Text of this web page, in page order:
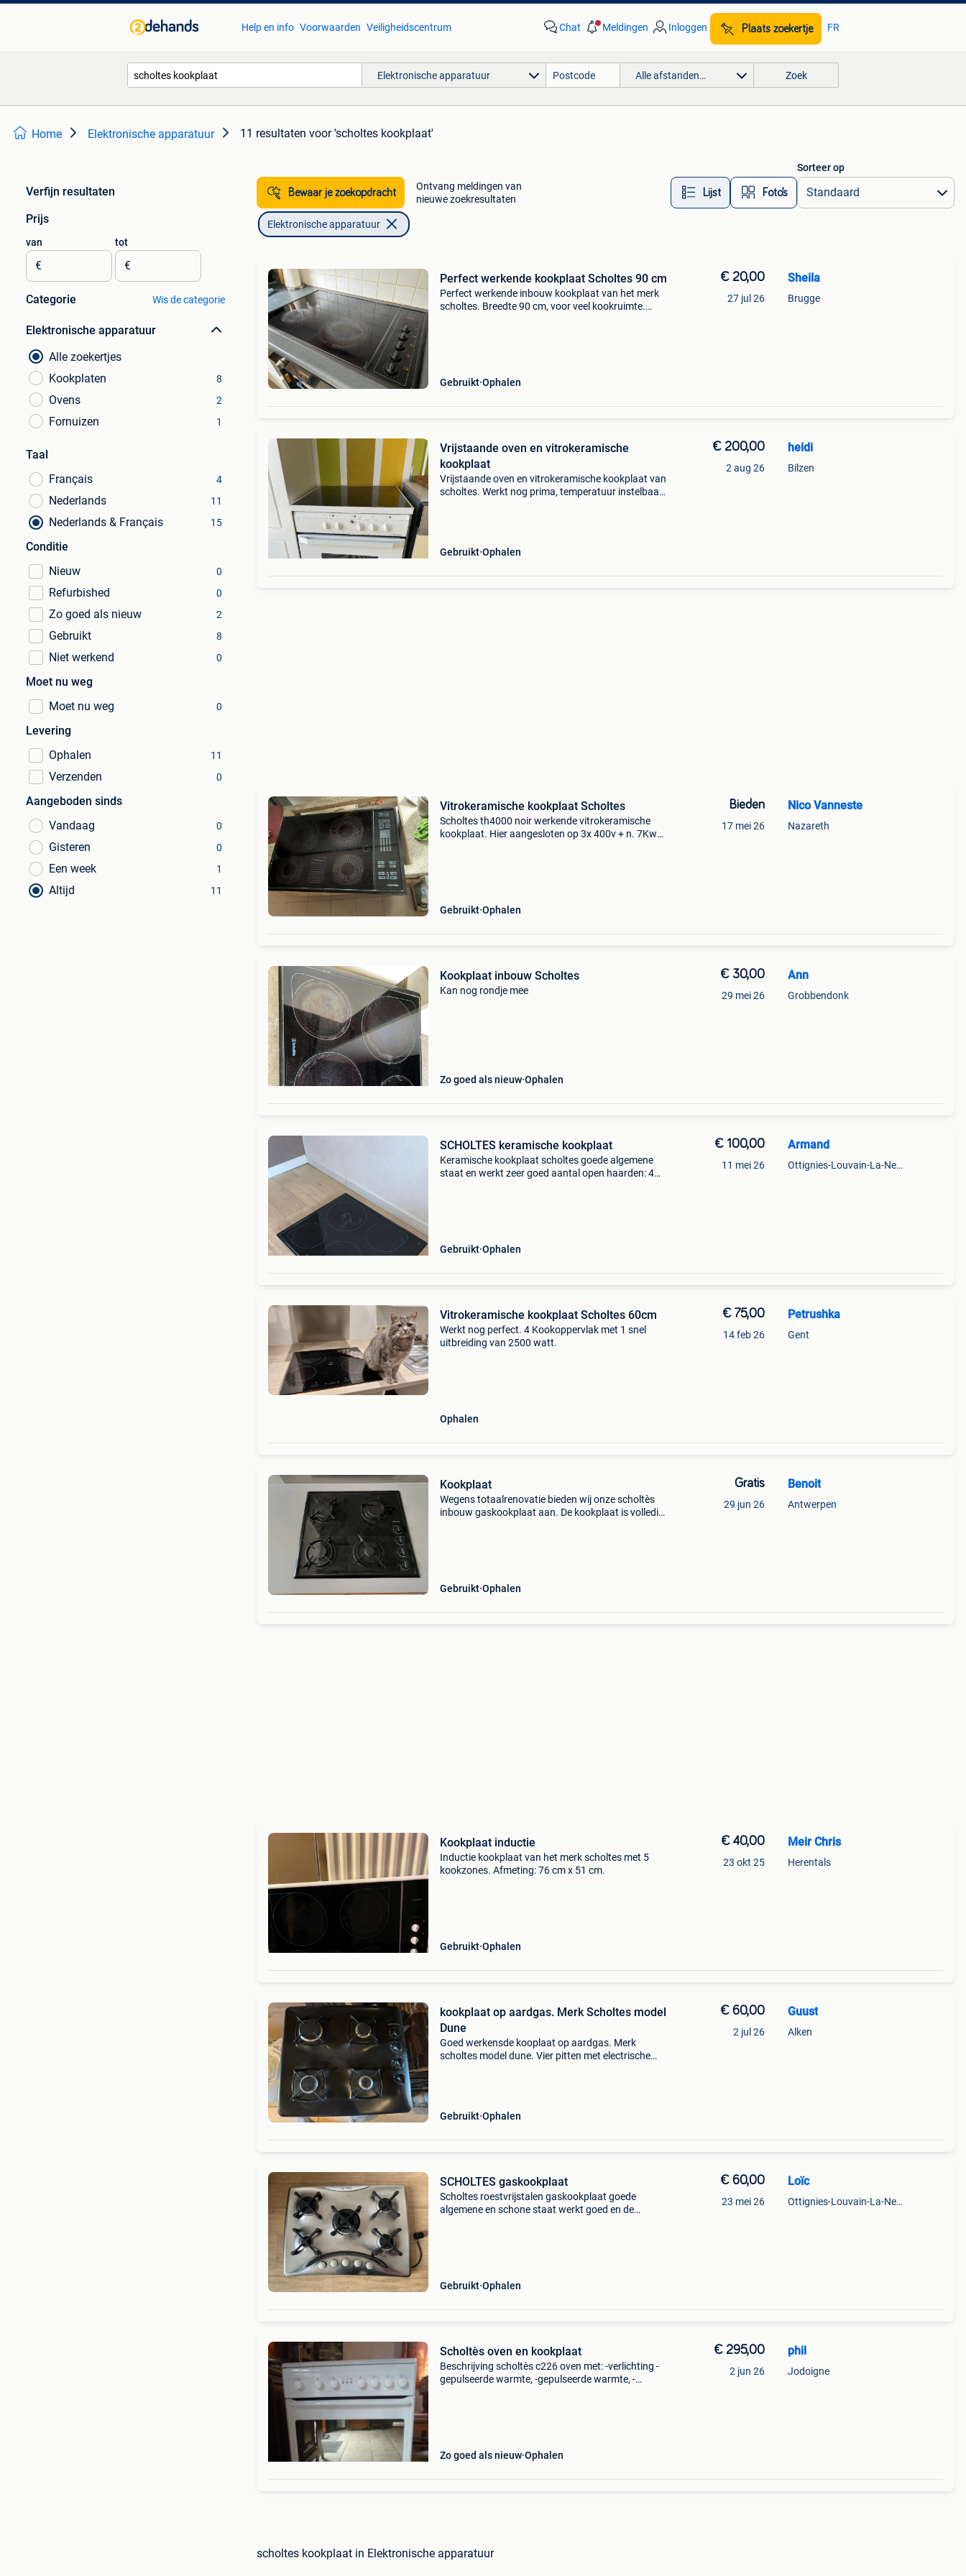
Help en info Voorwaarden Veiligheidscentrum Chat Meldingen Inloggen Plaats zoekertje FR
Elektronische apparatuur Alle afstanden… Zoek
Home Elektronische apparatuur 11 resultaten voor 'scholtes kookplaat'
Verfijn resultaten
Prijs
van
€
tot
€
Categorie Wis de categorie
Elektronische apparatuur
Alle zoekertjes
Kookplaten
8
Ovens 2
Fornuizen 1
Taal
Français
4
Nederlands 11
Nederlands & Français 15
Conditie
Nieuw
0
Refurbished 0
Zo goed als nieuw 2
Gebruikt 8
Niet werkend 0
Moet nu weg
Moet nu weg
0
Levering
Ophalen
11
Verzenden 0
Aangeboden sinds
Vandaag
0
Gisteren 0
Een week 1
Altijd 11
Bewaar je zoekopdracht
Ontvang meldingen van
nieuwe zoekresultaten
Lijst Foto’s
Sorteer op
Elektronische apparatuur
Perfect werkende kookplaat Scholtes 90 cm
Perfect werkende inbouw kookplaat van het merk
scholtes. Breedte 90 cm, voor veel kookruimte.
Gebruikt Ophalen
€ 20,00
27 jul 26
Sheila
Brugge
Vrijstaande oven en vitrokeramische
kookplaat
Vrijstaande oven en vitrokeramische kookplaat van
scholtes. Werkt nog prima, temperatuur instelbaar
Gebruikt Ophalen
€ 200,00
2 aug 26
heidi
Bilzen
Vitrokeramische kookplaat Scholtes
Scholtes th4000 noir werkende vitrokeramische
kookplaat. Hier aangesloten op 3x 400v + n. 7Kw
Gebruikt Ophalen
Bieden
17 mei 26
Nico Vanneste
Nazareth
Kookplaat inbouw Scholtes
Kan nog rondje mee
Zo goed als nieuw Ophalen
€ 30,00
29 mei 26
Ann
Grobbendonk
SCHOLTES keramische kookplaat
Keramische kookplaat scholtes goede algemene
staat en werkt zeer goed aantal open haarden: 4
Gebruikt Ophalen
€ 100,00
11 mei 26
Armand
Ottignies-Louvain-La-Neuve
Vitrokeramische kookplaat Scholtes 60cm
Werkt nog perfect. 4 Kookoppervlak met 1 snel
uitbreiding van 2500 watt.
Ophalen
€ 75,00
14 feb 26
Petrushka
Gent
Kookplaat
Wegens totaalrenovatie bieden wij onze scholtès
inbouw gaskookplaat aan. De kookplaat is volledig
Gebruikt Ophalen
Gratis
29 jun 26
Benoit
Antwerpen
Kookplaat inductie
Inductie kookplaat van het merk scholtes met 5
kookzones. Afmeting: 76 cm x 51 cm.
Gebruikt Ophalen
€ 40,00
23 okt 25
Meir Chris
Herentals
kookplaat op aardgas. Merk Scholtes model
Dune
Goed werkensde kooplaat op aardgas. Merk
scholtes model dune. Vier pitten met electrische
Gebruikt Ophalen
€ 60,00
2 jul 26
Guust
Alken
SCHOLTES gaskookplaat
Scholtes roestvrijstalen gaskookplaat goede
algemene en schone staat werkt goed en de
Gebruikt Ophalen
€ 60,00
23 mei 26
Loïc
Ottignies-Louvain-La-Neuve
Scholtès oven en kookplaat
Beschrijving scholtès c226 oven met: -verlichting -
gepulseerde warmte, -gepulseerde warmte, -
Zo goed als nieuw Ophalen
€ 295,00
2 jun 26
phil
Jodoigne
scholtes kookplaat in Elektronische apparatuur